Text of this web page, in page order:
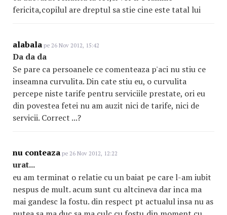
fericita,copilul are dreptul sa stie cine este tatal lui
alabala pe 26 Nov 2012, 15:42
Da da da
Se pare ca persoanele ce comenteaza p'aci nu stiu ce
inseamna curvulita. Din cate stiu eu, o curvulita
percepe niste tarife pentru serviciile prestate, ori eu
din povestea fetei nu am auzit nici de tarife, nici de
servicii. Correct ...?
nu conteaza pe 26 Nov 2012, 12:22
urat...
eu am terminat o relatie cu un baiat pe care l-am iubit
nespus de mult. acum sunt cu altcineva dar inca ma
mai gandesc la fostu. din respect pt actualul insa nu as